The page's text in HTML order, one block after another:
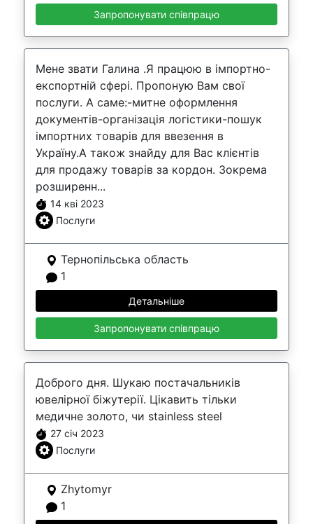
Запропонувати співпрацю
Мене звати Галина .Я працюю в імпортно-
експортній сфері. Пропоную Вам свої
послуги. А саме:-митне оформлення
документів-організація логістики-пошук
імпортних товарів для ввезення в
Україну.А також знайду для Вас клієнтів
для продажу товарів за кордон. Зокрема
розширенн...
14 кві 2023
Послуги
Тернопільська область
1
Детальніше
Запропонувати співпрацю
Доброго дня. Шукаю постачальників
ювелірної біжутерії. Цікавить тільки
медичне золото, чи stainless steel
27 січ 2023
Послуги
Zhytomyr
1